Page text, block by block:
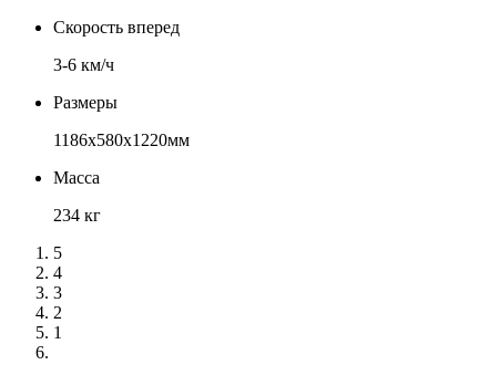
Скорость вперед
3-6 км/ч
Размеры
1186x580x1220мм
Масса
234 кг
5
4
3
2
1